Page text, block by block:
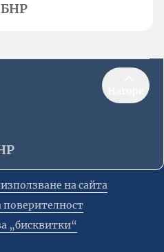
на сайта
поверителност
„бисквитки“